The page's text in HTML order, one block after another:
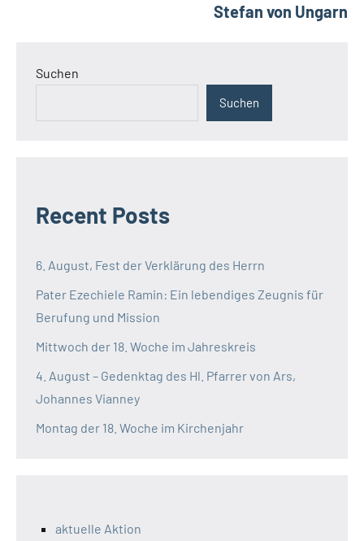
Stefan von Ungarn
Suchen
Suchen
Recent Posts
6. August, Fest der Verklärung des Herrn
Pater Ezechiele Ramin: Ein lebendiges Zeugnis für
Berufung und Mission
Mittwoch der 18. Woche im Jahreskreis
4. August – Gedenktag des Hl. Pfarrer von Ars,
Johannes Vianney
Montag der 18. Woche im Kirchenjahr
aktuelle Aktion